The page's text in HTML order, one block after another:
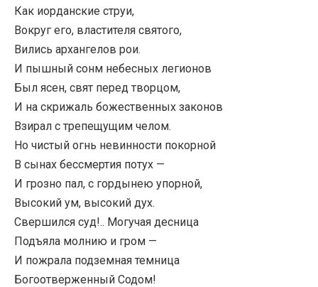
Как иорданские струи,
Вокруг его, властителя святого,
Вились архангелов рои.
И пышный сонм небесных легионов
Был ясен, свят перед творцом,
И на скрижаль божественных законов
Взирал с трепещущим челом.
Но чистый огнь невинности покорной
В сынах бессмертия потух —
И грозно пал, с гордынею упорной,
Высокий ум, высокий дух.
Свершился суд!.. Могучая десница
Подъяла молнию и гром —
И пожрала подземная темница
Богоотверженный Содом!